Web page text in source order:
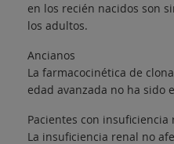
en los recién nacidos son
los adultos.
Ancianos
La farmacocinética de
edad avanzada no ha sido
Pacientes con insuficiencia
La insuficiencia renal no